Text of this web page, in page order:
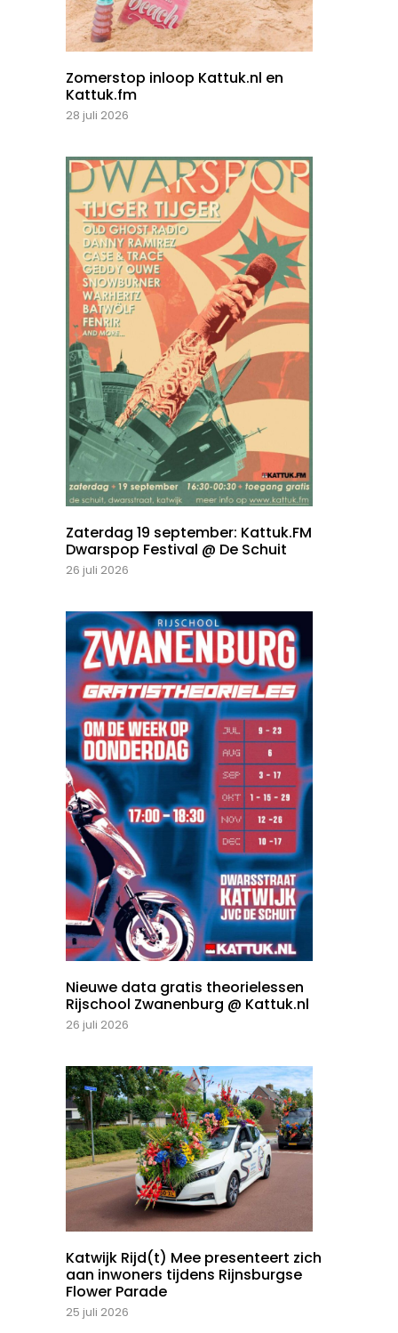
Zomerstop inloop Kattuk.nl en
Kattuk.fm
28 juli 2026
Zaterdag 19 september: Kattuk.FM
Dwarspop Festival @ De Schuit
26 juli 2026
Nieuwe data gratis theorielessen
Rijschool Zwanenburg @ Kattuk.nl
26 juli 2026
Katwijk Rijd(t) Mee presenteert zich
aan inwoners tijdens Rijnsburgse
Flower Parade
25 juli 2026